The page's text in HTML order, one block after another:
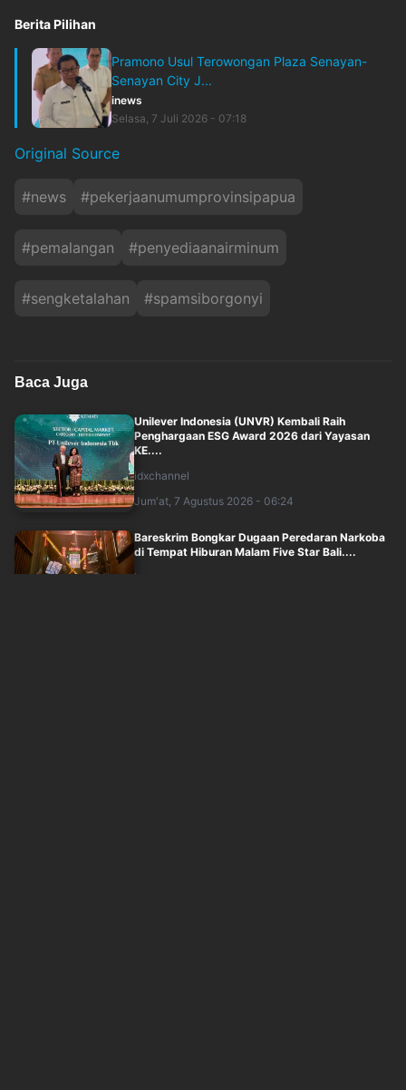
Berita Pilihan
Pramono Usul Terowongan Plaza Senayan-
Senayan City J...
inews
Selasa, 7 Juli 2026 - 07:18
Original Source
#news #pekerjaanumumprovinsipapua
#pemalangan #penyediaanairminum
#sengketalahan #spamsiborgonyi
Baca Juga
Unilever Indonesia (UNVR) Kembali Raih
Penghargaan ESG Award 2026 dari Yayasan
KE....
idxchannel
Jum'at, 7 Agustus 2026 - 06:24
Bareskrim Bongkar Dugaan Peredaran Narkoba
di Tempat Hiburan Malam Five Star Bali....
inews